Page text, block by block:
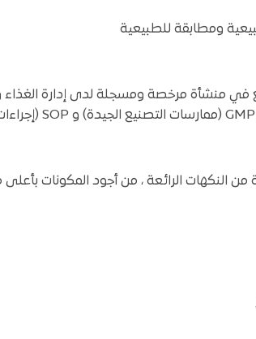
ومطابقة للطبيعية
في منشأة مرخصة ومسجلة لدى إدارة الغذاء
النكهات الرائعة ، من أجود المكونات